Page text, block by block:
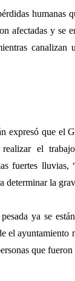
humanas
afectadas y se
canalizan
expresó que el
realizar el
fuertes
la
ya se
el ayuntamiento
que fueron